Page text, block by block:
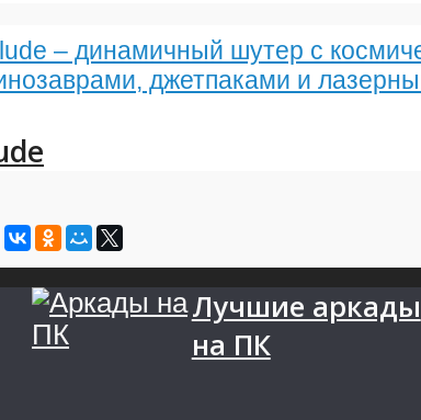
– динамичный шутер с
джетпаками и
Лучшие аркады
на ПК